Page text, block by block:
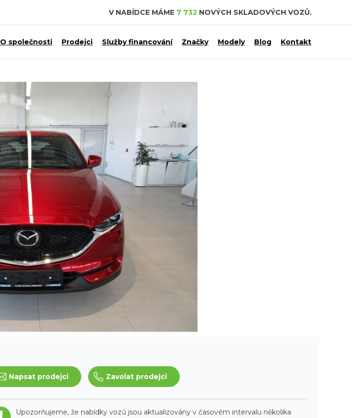
V NABÍDCE MÁME 7 732 NOVÝCH SKLADOVÝCH VOZŮ.
O společnosti Prodejci Služby financování Značky Modely Blog Kontakt
Napsat prodejci Zavolat prodejci
Upozorňujeme, že nabídky vozů jsou aktualizovány v časovém intervalu několika